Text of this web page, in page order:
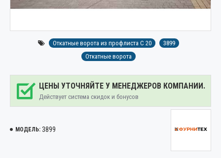
Откатные ворота из профлиста С 20
3899
Откатные ворота
ЦЕНЫ УТОЧНЯЙТЕ У МЕНЕДЖЕРОВ КОМПАНИИ.
Действует система скидок и бонусов
МОДЕЛЬ: 3899